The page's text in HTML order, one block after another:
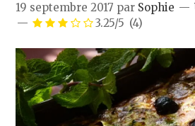
19 septembre 2017 par Sophie
3.25/5 (4)